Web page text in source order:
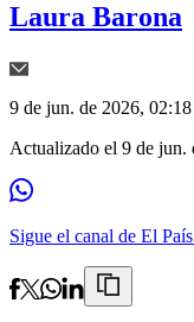
Laura Barona
9 de jun. de 2026,
Actualizado el 9 de jun.
Sigue el canal de El